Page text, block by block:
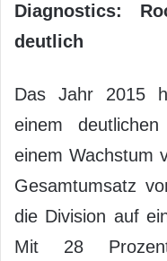
Diagnostics:
deutlich
Das Jahr 2015
einem
einem Wachstum
Gesamtumsatz
die Division auf
Mit 28